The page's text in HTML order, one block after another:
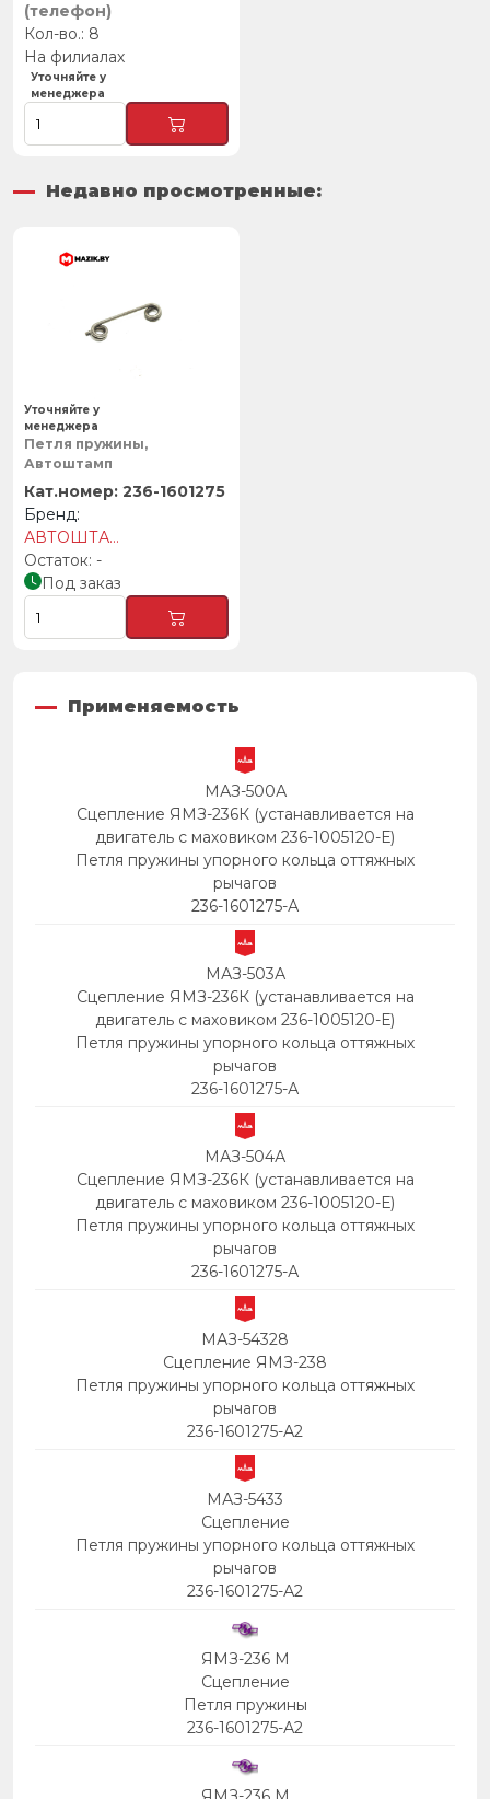
(телефон)
8
На филиалах
Уточняйте у
менеджера
Недавно просмотренные:
Петля пружины,
Автоштамп
236-1601275
АВТОШТАМП
-
Под заказ
Уточняйте у
менеджера
Применяемость
МАЗ-500А
Сцепление ЯМЗ-236К (устанавливается на
двигатель с маховиком 236-1005120-Е)
Петля пружины упорного кольца оттяжных
рычагов
236-1601275-А
МАЗ-503А
Сцепление ЯМЗ-236К (устанавливается на
двигатель с маховиком 236-1005120-Е)
Петля пружины упорного кольца оттяжных
рычагов
236-1601275-А
МАЗ-504А
Сцепление ЯМЗ-236К (устанавливается на
двигатель с маховиком 236-1005120-Е)
Петля пружины упорного кольца оттяжных
рычагов
236-1601275-А
МАЗ-54328
Сцепление ЯМЗ-238
Петля пружины упорного кольца оттяжных
рычагов
236-1601275-А2
МАЗ-5433
Сцепление
Петля пружины упорного кольца оттяжных
рычагов
236-1601275-А2
ЯМЗ-236 М
Сцепление
Петля пружины
236-1601275-А2